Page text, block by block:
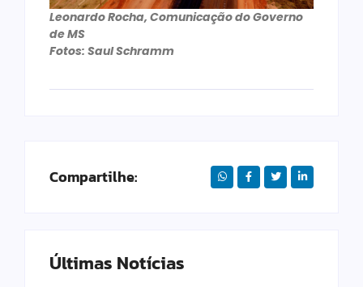
Leonardo Rocha, Comunicação do Governo
de MS
Fotos: Saul Schramm
Compartilhe:
Últimas Notícias